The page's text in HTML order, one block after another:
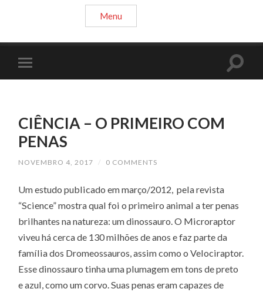
CIÊNCIA – O PRIMEIRO COM
PENAS
NOVEMBRO 4, 2017 / 0 COMMENTS
Um estudo publicado em março/2012, pela revista
“Science” mostra qual foi o primeiro animal a ter penas
brilhantes na natureza: um dinossauro. O Microraptor
viveu há cerca de 130 milhões de anos e faz parte da
família dos Dromeossauros, assim como o Velociraptor.
Esse dinossauro tinha uma plumagem em tons de preto
e azul, como um corvo. Suas penas eram capazes de
Menu